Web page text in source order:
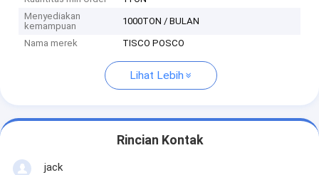
Menyediakan
kemampuan
1000TON / BULAN
Nama merek TISCO POSCO
Lihat Lebih
Rincian Kontak
jack